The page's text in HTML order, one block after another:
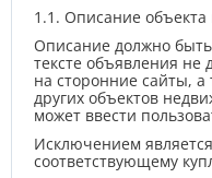
1.1. Описание
Описание должно
тексте объявления не
на сторонние сайты, а
других объектов
может ввести
Исключением
соответствующему